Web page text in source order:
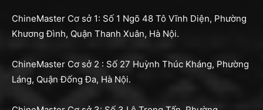
ChineMaster Cơ sở 1: Số 1 Ngõ 48 Tô Vĩnh Diện, Phường
Khương Đình, Quận Thanh Xuân, Hà Nội.
ChineMaster Cơ sở 2 : Số 27 Huỳnh Thúc Kháng, Phường
Láng, Quận Đống Đa, Hà Nội.